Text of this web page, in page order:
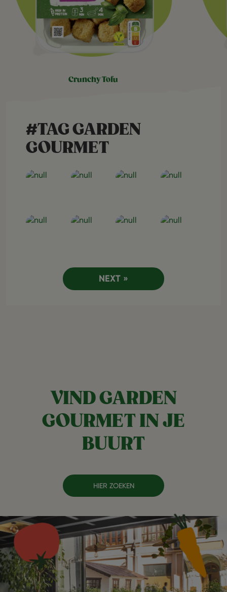
crunchy tofu
#TAG GARDEN
GOURMET
Open post Open post Open post Open post
Open post Open post Open post Open post
NEXT »
VIND GARDEN
GOURMET IN JE
BUURT
HIER ZOEKEN